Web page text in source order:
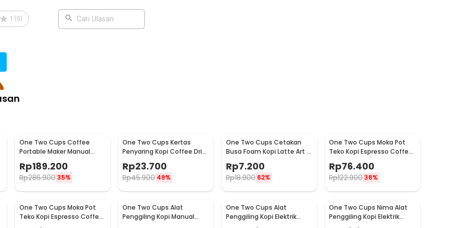
kuat pada gagangnya sehingga
dibersihkan setelah dipakai.
Tool 7 Pin - MD-600
1 (0) Cari Ulasan
One Two Cups Coffee
Portable Maker Manual
Hand Press Espresso 300ml
- T35066
Rp189.200
Rp286.900 35%
One Two Cups Kertas
Penyaring Kopi Coffee Drip
Bag Paper Filter 50PCS -
T111
Rp23.700
Rp45.900 49%
One Two Cups Cetakan
Busa Foam Kopi Latte Art 16
Rp7.200
Rp18.900 62%
One Two Cups Moka Pot
Teko Kopi Espresso Coffee
Stovetop 6 Cup 300ml -
Z20
Rp76.400
Rp122.90038%
One Two Cups Moka Pot
Teko Kopi Espresso Coffee
Stovetop 2 Cup 100ml -
One Two Cups Alat
Penggiling Kopi Manual
One Two Cups Alat
Penggiling Kopi Elektrik
Coffee Grinder Adjustable
One Two Cups Nima Alat
Penggiling Kopi Elektrik
Bumbu Coffee Grinder -